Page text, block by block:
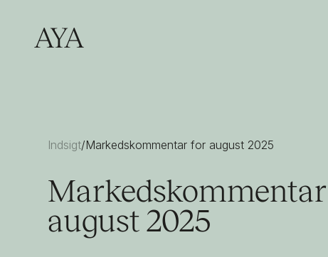
Indsigt/Markedskommentar for august 2025
august 2025